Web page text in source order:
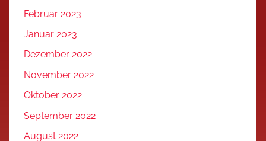
Februar 2023
Januar 2023
Dezember 2022
November 2022
Oktober 2022
September 2022
August 2022